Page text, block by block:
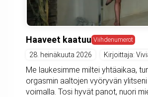
Haaveet kaatuu Viihdenumerot
28. heinäkuuta 2026 Kirjoittaja:
Me laukesimme miltei yhtäaikaa,
orgasmin aaltojen vyöryvän
voimalla. Tosi hyvät panot, nuori